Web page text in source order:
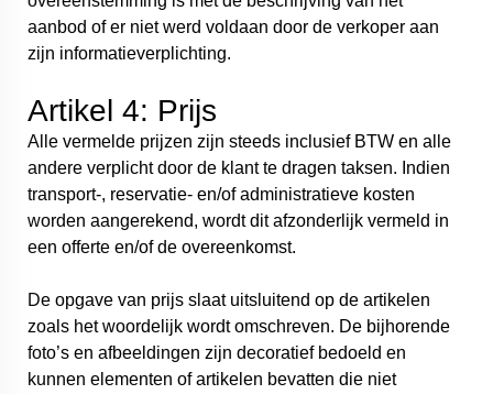
aanbod of er niet werd voldaan door de verkoper aan
zijn informatieverplichting.
Artikel 4: Prijs
Alle vermelde prijzen zijn steeds inclusief BTW en alle
andere verplicht door de klant te dragen taksen. Indien
transport-, reservatie- en/of administratieve kosten
worden aangerekend, wordt dit afzonderlijk vermeld in
een offerte en/of de overeenkomst.
De opgave van prijs slaat uitsluitend op de artikelen
zoals het woordelijk wordt omschreven. De bijhorende
foto’s en afbeeldingen zijn decoratief bedoeld en
kunnen elementen of artikelen bevatten die niet